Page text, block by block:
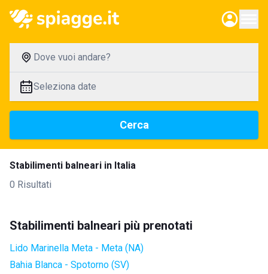
Dove vuoi andare?
Seleziona date
Cerca
Stabilimenti balneari in Italia
0 Risultati
Stabilimenti balneari più prenotati
Lido Marinella Meta - Meta (NA)
Bahia Blanca - Spotorno (SV)